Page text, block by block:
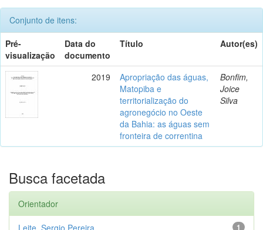
Conjunto de itens:
Pré-
visualização
Data do
documento
Título Autor(es)
2019
Apropriação das águas,
Matopiba e
territorialização do
agronegócio no Oeste
da Bahia: as águas sem
fronteira de correntina
Bonfim,
Joice
Silva
Busca facetada
Orientador
1
Leite, Sergio Pereira